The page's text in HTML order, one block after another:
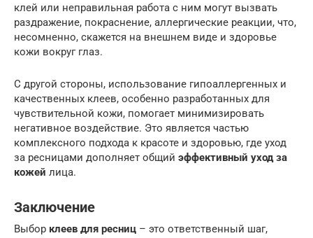
клей или неправильная работа с ним могут вызвать
раздражение, покраснение, аллергические реакции, что,
несомненно, скажется на внешнем виде и здоровье
кожи вокруг глаз.
С другой стороны, использование гипоаллергенных и
качественных клеев, особенно разработанных для
чувствительной кожи, помогает минимизировать
негативное воздействие. Это является частью
комплексного подхода к красоте и здоровью, где уход
за ресницами дополняет общий эффективный уход за
кожей лица.
Заключение
Выбор клеев для ресниц – это ответственный шаг,